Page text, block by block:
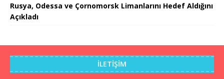
Rusya, Odessa ve Çornomorsk Limanlarını Hedef Aldığını
Açıkladı
İLETIŞIM